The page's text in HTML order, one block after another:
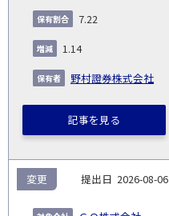
7.22
1.14
野村證券株式会社
記事を見る
2026-08-06
変更